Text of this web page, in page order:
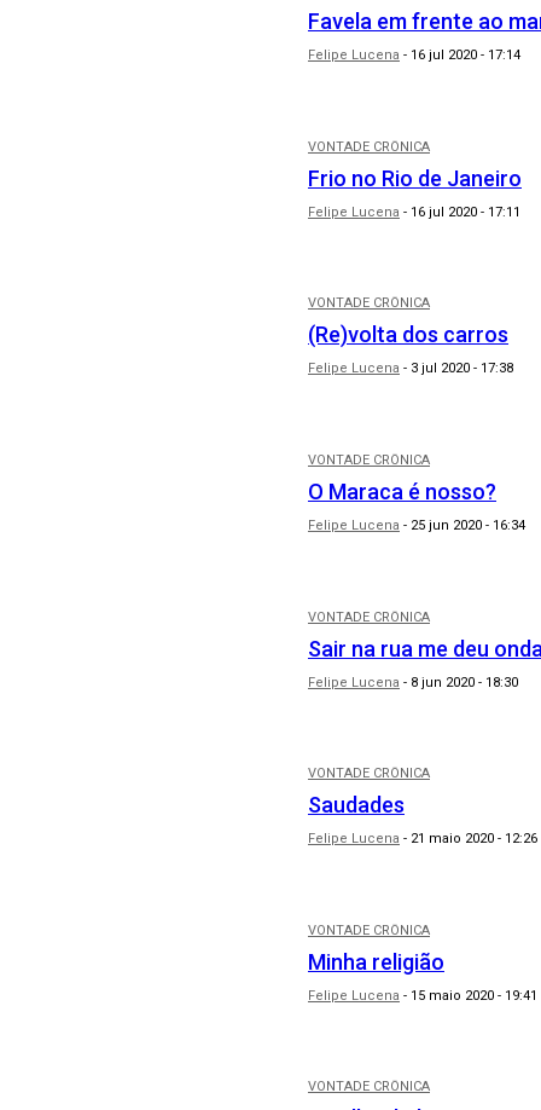
Favela em frente ao
Felipe Lucena - 16 jul 2020 - 17:14
VONTADE CRÔNICA
Frio no Rio de Janeiro
Felipe Lucena - 16 jul 2020 - 17:11
VONTADE CRÔNICA
(Re)volta dos carros
Felipe Lucena - 3 jul 2020 - 17:38
VONTADE CRÔNICA
O Maraca é nosso?
Felipe Lucena - 25 jun 2020 - 16:34
VONTADE CRÔNICA
Sair na rua me deu
Felipe Lucena - 8 jun 2020 - 18:30
VONTADE CRÔNICA
Saudades
Felipe Lucena - 21 maio 2020 - 12:26
VONTADE CRÔNICA
Minha religião
Felipe Lucena - 15 maio 2020 - 19:41
VONTADE CRÔNICA